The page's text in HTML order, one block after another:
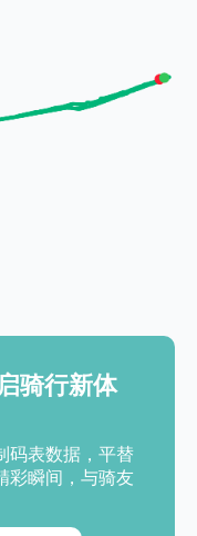
骑行新体
码表数据，平替
彩瞬间，与骑友